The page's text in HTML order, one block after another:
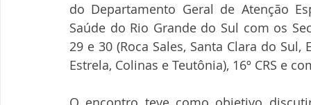
do Departamento Geral de Atenção
Saúde do Rio Grande do Sul com os
29 e 30 (Roca Sales, Santa Clara do
Estrela, Colinas e Teutônia), 16º CRS e